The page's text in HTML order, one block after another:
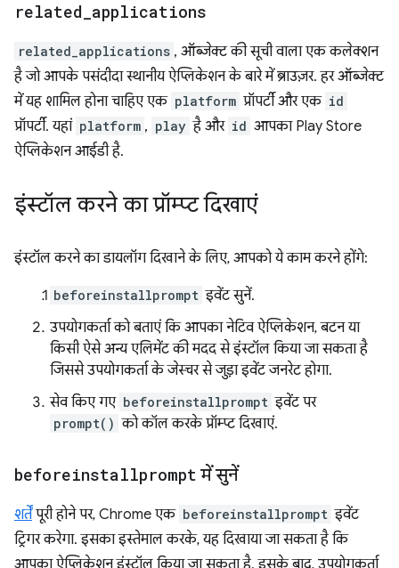
related applications
related_applications , ऑब्जेक्ट की सूची वाला एक कलेक्शन
है जो आपके पसंदीदा स्थानीय ऐप्लिकेशन के बारे में ब्राउज़र. हर ऑब्जेक्ट
में यह शामिल होना चाहिए एक platform प्रॉपर्टी और एक id
प्रॉपर्टी. यहां platform , play है और id आपका Play Store
ऐप्लिकेशन आईडी है.
इंस्टॉल करने का प्रॉम्प्ट दिखाएं
इंस्टॉल करने का डायलॉग दिखाने के लिए, आपको ये काम करने होंगे:
beforeinstallprompt इवेंट सुनें.
उपयोगकर्ता को बताएं कि आपका नेटिव ऐप्लिकेशन, बटन या
किसी ऐसे अन्य एलिमेंट की मदद से इंस्टॉल किया जा सकता है
जिससे उपयोगकर्ता के जेस्चर से जुड़ा इवेंट जनरेट होगा.
सेव किए गए beforeinstallprompt इवेंट पर
prompt() को कॉल करके प्रॉम्प्ट दिखाएं.
beforeinstallprompt में सुनें
शर्तेंपूरी होने पर, Chrome एक beforeinstallprompt इवेंट
ट्रिगर करेगा. इसका इस्तेमाल करके, यह दिखाया जा सकता है कि
आपका ऐप्लिकेशन इंस्टॉल किया जा सकता है. इसके बाद, उपयोगकर्ता